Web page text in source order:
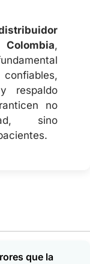
,
respaldo
no
sino
que la